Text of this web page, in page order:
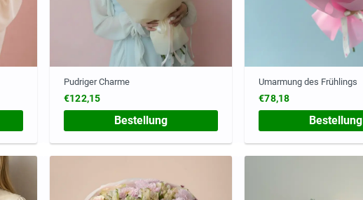
Pudriger Charme
€122,15
Bestellung
Umarmung des Frühlings
€78,18
Bestellung